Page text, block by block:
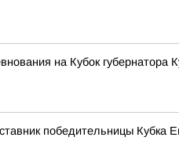
на Кубок губернатора
победительницы